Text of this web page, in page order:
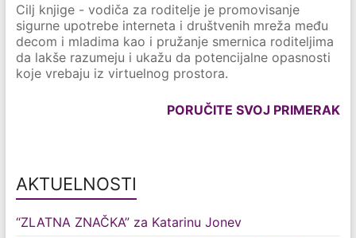
Cilj knjige - vodiča za roditelje je promovisanje
sigurne upotrebe interneta i društvenih mreža među
decom i mladima kao i pružanje smernica roditeljima
da lakše razumeju i ukažu da potencijalne opasnosti
koje vrebaju iz virtuelnog prostora.
PORUČITE SVOJ PRIMERAK
AKTUELNOSTI
“ZLATNA ZNAČKA” za Katarinu Jonev